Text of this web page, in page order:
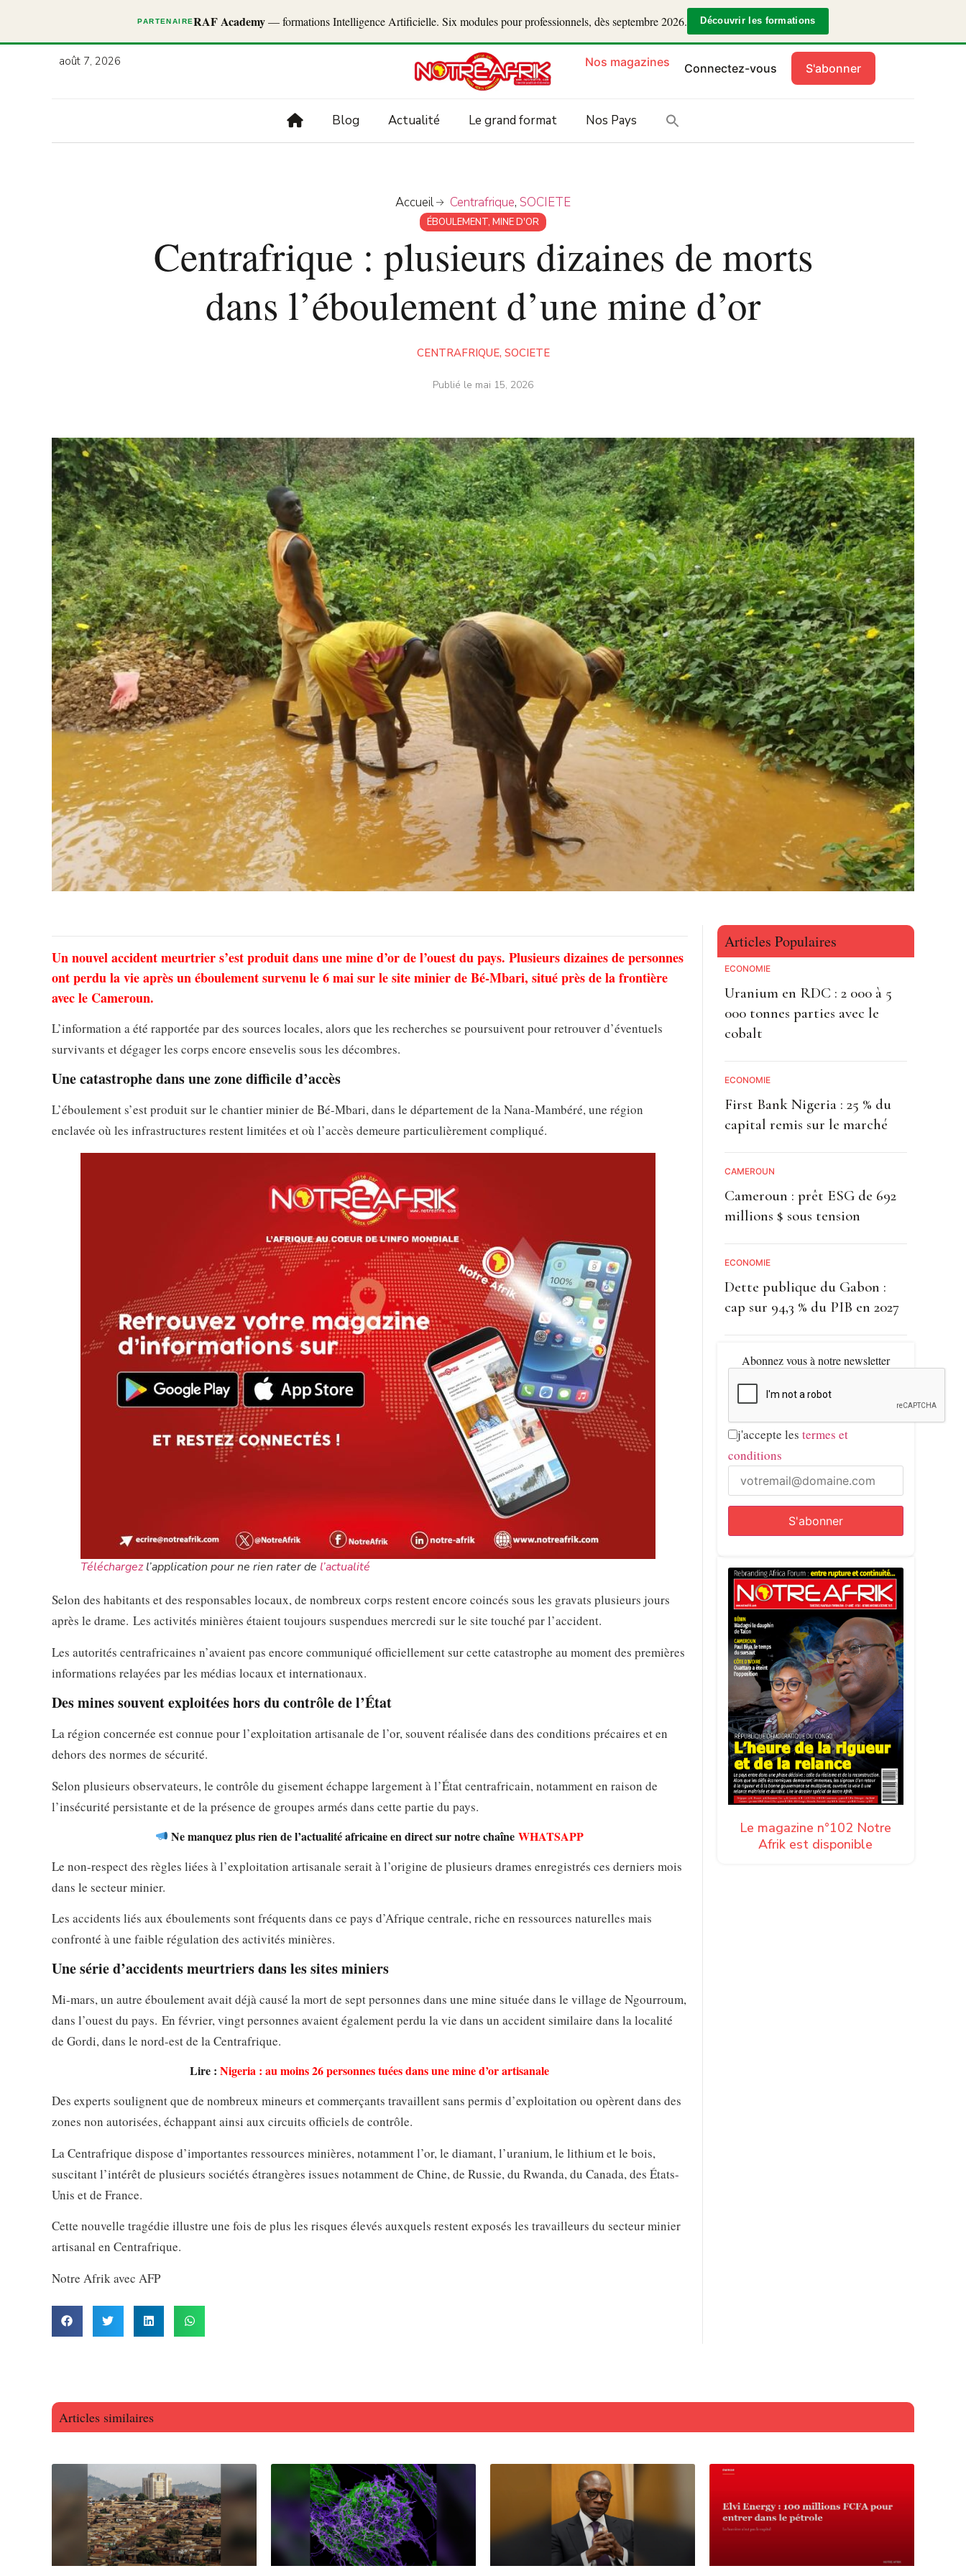
PARTENAIRERAF Academy— formations Intelligence Artificielle. Six modules pour professionnels, dès septembre 2026. Découvrir les formations
août 7, 2026 Nos magazines Connectez-vous S'abonner
Blog Actualité Le grand format Nos Pays
Accueil Centrafrique, SOCIETE
ÉBOULEMENT, MINE D'OR
Centrafrique : plusieurs dizaines de morts
dans l’éboulement d’une mine d’or
CENTRAFRIQUE, SOCIETE
Publié le mai 15, 2026
Un nouvel accident meurtrier s’est produit dans une mine d’or de l’ouest du pays. Plusieurs dizaines de personnes
ont perdu la vie après un éboulement survenu le 6 mai sur le site minier de Bé-Mbari, situé près de la frontière
avec le Cameroun.
L’information a été rapportée par des sources locales, alors que les recherches se poursuivent pour retrouver d’éventuels
survivants et dégager les corps encore ensevelis sous les décombres.
Une catastrophe dans une zone difficile d’accès
L’éboulement s’est produit sur le chantier minier de Bé-Mbari, dans le département de la Nana-Mambéré, une région
enclavée où les infrastructures restent limitées et où l’accès demeure particulièrement compliqué.
Téléchargezl’application pour ne rien rater de l’actualité
Selon des habitants et des responsables locaux, de nombreux corps restent encore coincés sous les gravats plusieurs jours
après le drame. Les activités minières étaient toujours suspendues mercredi sur le site touché par l’accident.
Les autorités centrafricaines n’avaient pas encore communiqué officiellement sur cette catastrophe au moment des premières
informations relayées par les médias locaux et internationaux.
Des mines souvent exploitées hors du contrôle de l’État
La région concernée est connue pour l’exploitation artisanale de l’or, souvent réalisée dans des conditions précaires et en
dehors des normes de sécurité.
Selon plusieurs observateurs, le contrôle du gisement échappe largement à l’État centrafricain, notamment en raison de
l’insécurité persistante et de la présence de groupes armés dans cette partie du pays.
Ne manquez plus rien de l’actualité africaine en direct sur notre chaîneWHATSAPP
Le non-respect des règles liées à l’exploitation artisanale serait à l’origine de plusieurs drames enregistrés ces derniers mois
dans le secteur minier.
Les accidents liés aux éboulements sont fréquents dans ce pays d’Afrique centrale, riche en ressources naturelles mais
confronté à une faible régulation des activités minières.
Une série d’accidents meurtriers dans les sites miniers
Mi-mars, un autre éboulement avait déjà causé la mort de sept personnes dans une mine située dans le village de Ngourroum,
dans l’ouest du pays. En février, vingt personnes avaient également perdu la vie dans un accident similaire dans la localité
de Gordi, dans le nord-est de la Centrafrique.
Lire :Nigeria : au moins 26 personnes tuées dans une mine d’or artisanale
Des experts soulignent que de nombreux mineurs et commerçants travaillent sans permis d’exploitation ou opèrent dans des
zones non autorisées, échappant ainsi aux circuits officiels de contrôle.
La Centrafrique dispose d’importantes ressources minières, notamment l’or, le diamant, l’uranium, le lithium et le bois,
suscitant l’intérêt de plusieurs sociétés étrangères issues notamment de Chine, de Russie, du Rwanda, du Canada, des États-
Unis et de France.
Cette nouvelle tragédie illustre une fois de plus les risques élevés auxquels restent exposés les travailleurs du secteur minier
artisanal en Centrafrique.
Notre Afrik avec AFP
Articles Populaires
ECONOMIE
Uranium en RDC : 2 000 à 5
000 tonnes parties avec le
cobalt
ECONOMIE
First Bank Nigeria : 25 % du
capital remis sur le marché
CAMEROUN
Cameroun : prêt ESG de 692
millions $ sous tension
ECONOMIE
Dette publique du Gabon :
cap sur 94,3 % du PIB en 2027
Abonnez vous à notre newsletter
j'accepte les termes et
conditions
Le magazine n°102 Notre
Afrik est disponible
Articles similaires